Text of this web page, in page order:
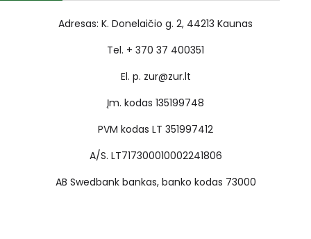
Adresas: K. Donelaičio g. 2, 44213 Kaunas
Tel. + 370 37 400351
El. p. zur@zur.lt
Įm. kodas 135199748
PVM kodas LT 351997412
A/S. LT717300010002241806
AB Swedbank bankas, banko kodas 73000